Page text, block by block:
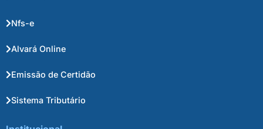
Nfs-e
Alvará Online
Emissão de Certidão
Sistema Tributário